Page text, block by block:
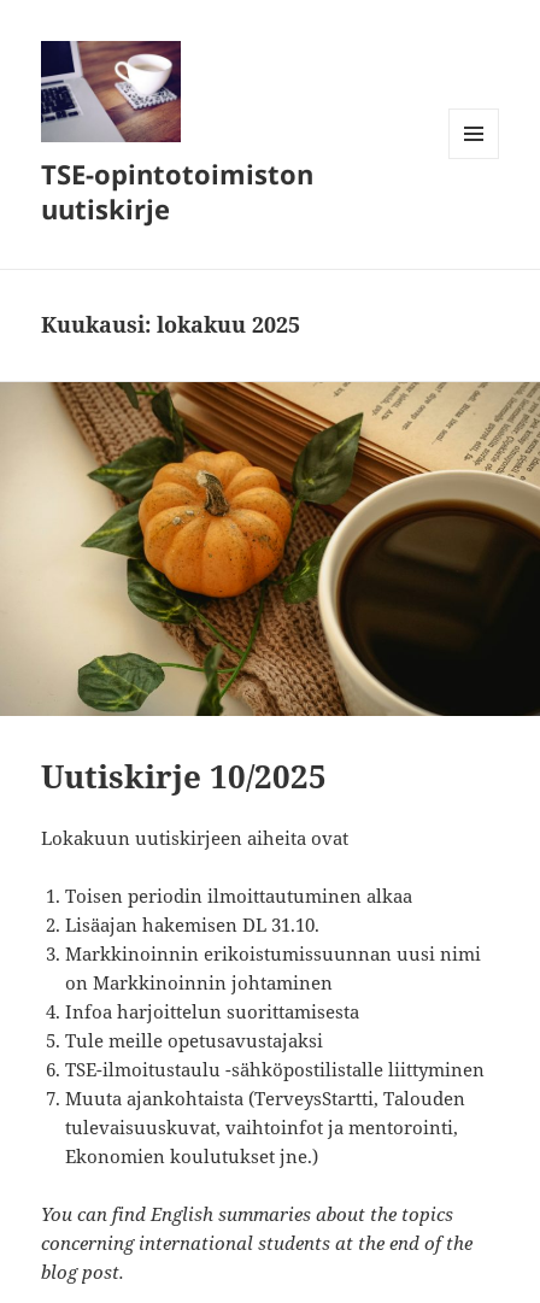
TSE-opintotoimiston
uutiskirje
Kuukausi:lokakuu 2025
Uutiskirje 10/2025
Lokakuun uutiskirjeen aiheita ovat
Toisen periodin ilmoittautuminen alkaa
Lisäajan hakemisen DL 31.10.
Markkinoinnin erikoistumissuunnan uusi nimi
on Markkinoinnin johtaminen
Infoa harjoittelun suorittamisesta
Tule meille opetusavustajaksi
TSE-ilmoitustaulu -sähköpostilistalle liittyminen
Muuta ajankohtaista (TerveysStartti, Talouden
tulevaisuuskuvat, vaihtoinfot ja mentorointi,
Ekonomien koulutukset jne.)
You can find English summaries about the topics
concerning international students at the end of the
blog post.